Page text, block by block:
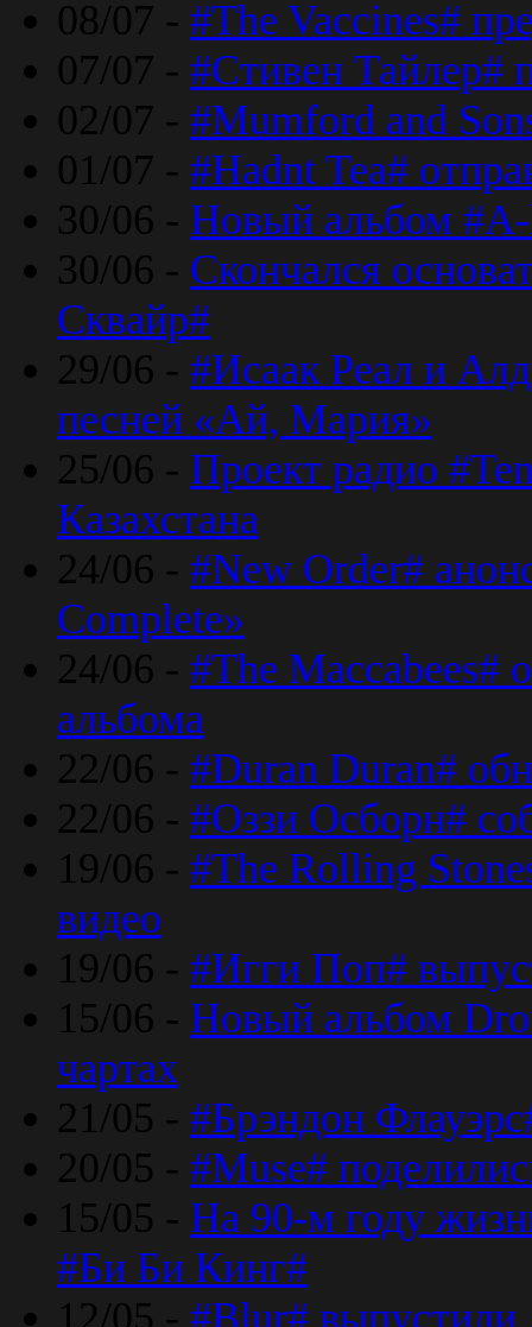
08/07 - #The Vaccines#
07/07 - #Стивен Тайлер#
02/07 - #Mumford and
01/07 - #Hadnt Tea#
30/06 - Новый альбом #A-
30/06 - Скончался
Сквайр#
29/06 - #Исаак Реал и
песней «Ай, Мария»
25/06 - Проект радио
Казахстана
24/06 - #New Order#
Complete»
24/06 - #The Maccabees#
альбома
22/06 - #Duran Duran#
22/06 - #Оззи Осборн#
19/06 - #The Rolling
видео
19/06 - #Игги Поп#
15/06 - Новый альбом
чартах
21/05 - #Брэндон
20/05 - #Muse#
15/05 - На 90-м году
#Би Би Кинг#